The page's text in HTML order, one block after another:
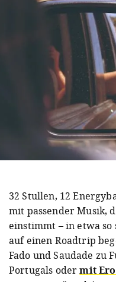
32 Stullen, 12
mit passender Musik,
einstimmt – in etwa so
auf einen Roadtrip
Fado und Saudade zu
Portugals odermit